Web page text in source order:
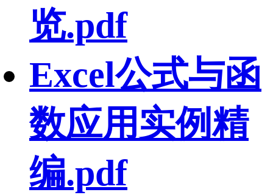
览.pdf
Excel公式与函
数应用实例精
编.pdf